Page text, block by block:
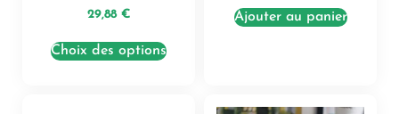
29,88 €
Choix des options
Ajouter au panier